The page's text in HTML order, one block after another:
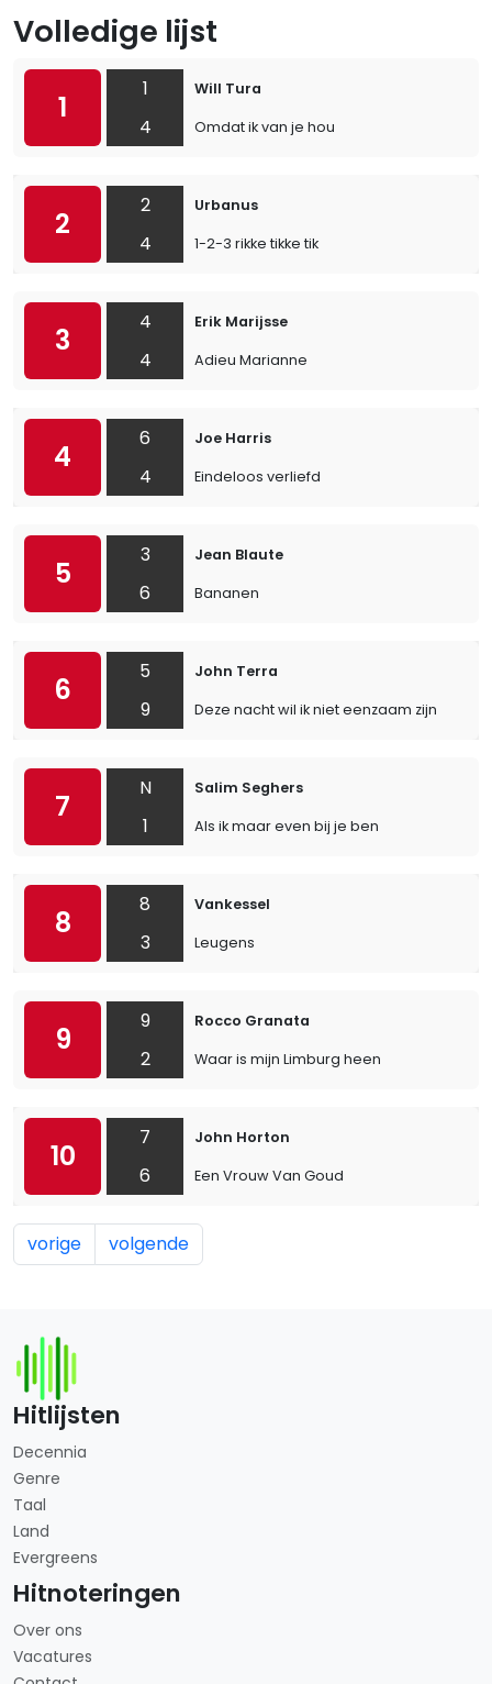
Volledige lijst
1
1
4
Will Tura
Omdat ik van je hou
2
2
4
Urbanus
1-2-3 rikke tikke tik
3
4
4
Erik Marijsse
Adieu Marianne
4
6
4
Joe Harris
Eindeloos verliefd
5
3
6
Jean Blaute
Bananen
6
5
9
John Terra
Deze nacht wil ik niet eenzaam zijn
7
N
1
Salim Seghers
Als ik maar even bij je ben
8
8
3
Vankessel
Leugens
9
9
2
Rocco Granata
Waar is mijn Limburg heen
10
7
6
John Horton
Een Vrouw Van Goud
vorige volgende
Hitlijsten
Decennia
Genre
Taal
Land
Evergreens
Hitnoteringen
Over ons
Vacatures